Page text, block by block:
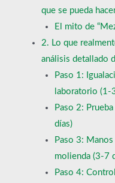
que se pueda
El mito de
2. Lo que
análisis detallado
Paso 1:
laboratorio (1-
Paso 2:
días)
Paso 3:
molienda (3-7
Paso 4: